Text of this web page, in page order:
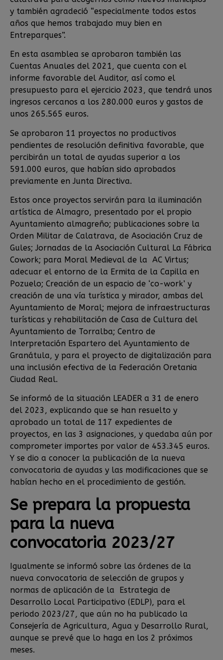
y también agradeció “especialmente todos estos
años que hemos trabajado muy bien en
Entreparques”.
En esta asamblea se aprobaron también las
Cuentas Anuales del 2021, que cuenta con el
informe favorable del Auditor, así como el
presupuesto para el ejercicio 2023, que tendrá unos
ingresos cercanos a los 280.000 euros y gastos de
unos 265.565 euros.
Se aprobaron 11 proyectos no productivos
pendientes de resolución definitiva favorable, que
percibirán un total de ayudas superior a los
591.000 euros, que habían sido aprobados
previamente en Junta Directiva.
Estos once proyectos servirán para la iluminación
artística de Almagro, presentado por el propio
Ayuntamiento almagreño; publicaciones sobre la
Orden Militar de Calatrava, de Asociación Cruz de
Gules; Jornadas de la Asociación Cultural La Fábrica
Cowork; para Moral Medieval de la AC Virtus;
adecuar el entorno de la Ermita de la Capilla en
Pozuelo; Creación de un espacio de ‘co-work’ y
creación de una vía turística y mirador, ambas del
Ayuntamiento de Moral; mejora de infraestructuras
turísticas y rehabilitación de Casa de Cultura del
Ayuntamiento de Torralba; Centro de
Interpretación Espartero del Ayuntamiento de
Granátula, y para el proyecto de digitalización para
una inclusión efectiva de la Federación Oretania
Ciudad Real.
Se informó de la situación LEADER a 31 de enero
del 2023, explicando que se han resuelto y
aprobado un total de 117 expedientes de
proyectos, en las 3 asignaciones, y quedaba aún por
comprometer importes por valor de 453.345 euros.
Y se dio a conocer la publicación de la nueva
convocatoria de ayudas y las modificaciones que se
habían hecho en el procedimiento de gestión.
Se prepara la propuesta
para la nueva
convocatoria 2023/27
Igualmente se informó sobre las órdenes de la
nueva convocatoria de selección de grupos y
normas de aplicación de la Estrategia de
Desarrollo Local Participativo (EDLP), para el
periodo 2023/27, que aún no ha publicado la
Consejería de Agricultura, Agua y Desarrollo Rural,
aunque se prevé que lo haga en los 2 próximos
meses.